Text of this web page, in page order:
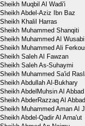
Sheikh Muqbil Al Wadi'i
Sheikh Abdel-Aziz Ibn Baz
Sheikh Khalil Harras
Sheikh Muhammed Shanqiti
Sheikh Muhammed Al Wusabi
Sheikh Muhammed Ali
Sheikh Saleh Al Fawzan
Sheikh Saleh As-Suhaymi
Sheikh Muhammed Sa'id
Sheikh Abdullah Al-Bukhary
Sheikh AbdelMuhsin Al Abbad
Sheikh AbderRazzaq Al Abbad
Sheikh Muhammed Aman Al
Sheikh Abdel-Qadir Al Arna'ut